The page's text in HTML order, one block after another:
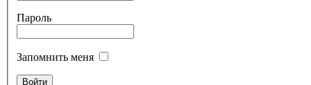
Пароль
Запомнить меня